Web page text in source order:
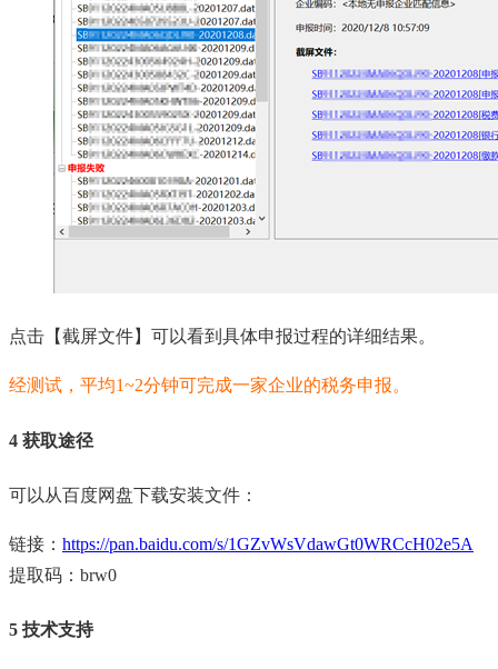
点击【截屏文件】可以看到具体申报过程的详细结果。
经测试，平均1~2分钟可完成一家企业的税务申报。
4 获取途径
可以从百度网盘下载安装文件：
链接： https://pan.baidu.com/s/1GZvWsVdawGt0WRCcH02e5A
提取码：brw0
5 技术支持